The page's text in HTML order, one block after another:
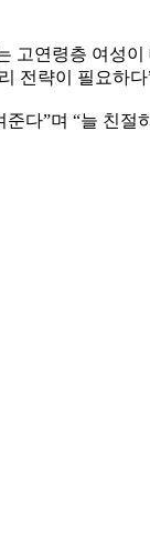
연령층 여성
전략이 필요하
다”며 “늘 친